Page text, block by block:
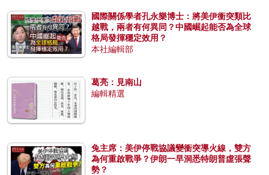
國際關係學者孔永樂博士：將美伊衝突類比
越戰，兩者有何異同？中國崛起能否為全球
格局發揮穩定效用？
本社編輯部
葛亮：見南山
編輯精選
兔主席：美伊停戰協議變衝突導火線，雙方
為何重啟戰爭？伊朗一早洞悉特朗普虛張聲
勢？